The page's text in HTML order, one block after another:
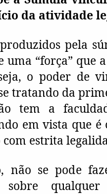
da atividade
pela
uma “força” que
o poder de
tratando da
tem a
em vista que é
estrita
não se pode
sobre